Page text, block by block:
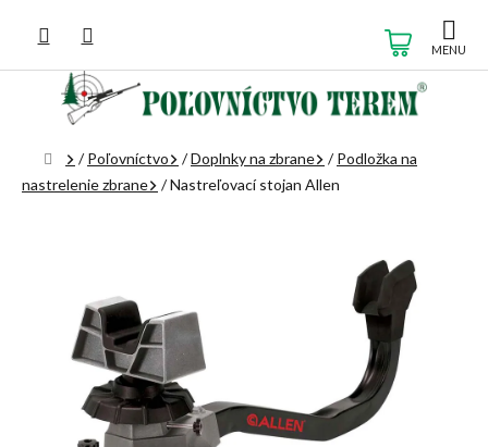
obsah
KOŠÍK
Domov
/ Poľovníctvo /Doplnky na zbrane / Podložka na
nastrelenie zbrane
/Nastreľovací stojan Allen